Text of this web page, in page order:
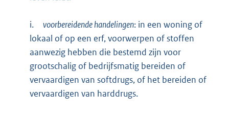
i. voorbereidende handelingen: in een woning of
lokaal of op een erf, voorwerpen of stoffen
aanwezig hebben die bestemd zijn voor
grootschalig of bedrijfsmatig bereiden of
vervaardigen van softdrugs, of het bereiden of
vervaardigen van harddrugs.